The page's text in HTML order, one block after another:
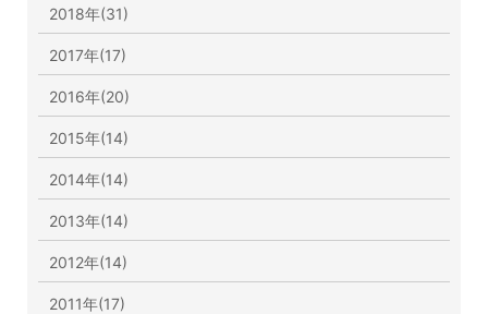
2018年(31)
2017年(17)
2016年(20)
2015年(14)
2014年(14)
2013年(14)
2012年(14)
2011年(17)